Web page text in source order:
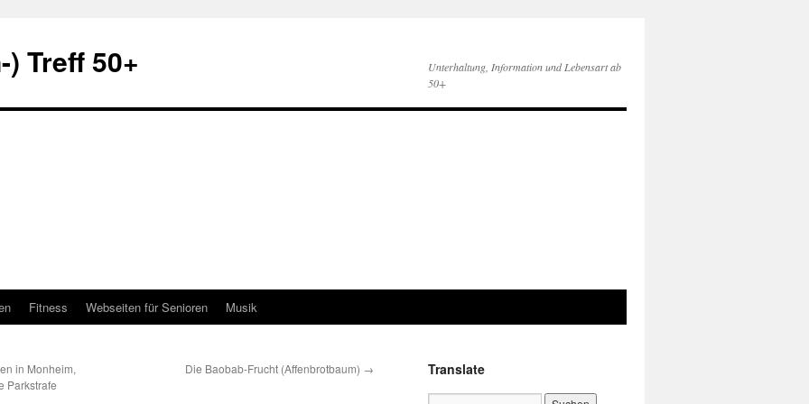
Treff 50+
Unterhaltung, Information und Lebensart ab
50+
Fitness Webseiten für Senioren Musik
in Monheim,
Parkstrafe
Die Baobab-Frucht (Affenbrotbaum) → Translate